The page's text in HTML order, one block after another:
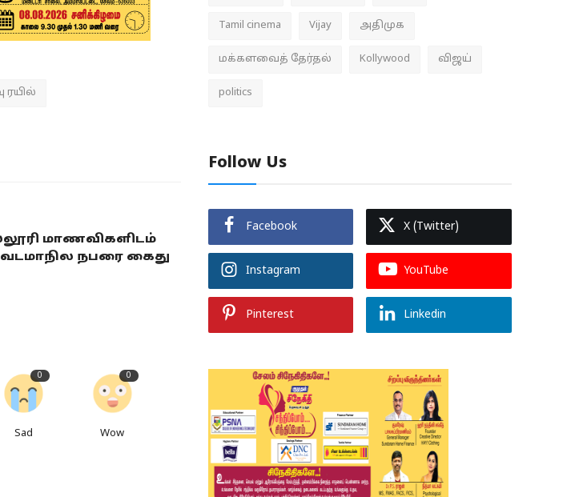
ரயில்
மாணவிகளிடம்
நபரை கைது
0
Sad
0
Wow
Tamil cinema Vijay அதிமுக
மக்களவைத் தேர்தல் Kollywood விஜய்
politics
Follow Us
Facebook X (Twitter)
Instagram YouTube
Pinterest Linkedin